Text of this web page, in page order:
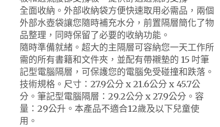
全面收納。外部收納袋方便快速取用必需品，兩個
外部水壺袋讓您隨時補充水分，前置隔層簡化了物
品整理，同時保留了必要的收納功能。
隨時準備就緒。超大的主隔層可容納您一天工作所
需的所有書籍和文件夾，並配有帶襯墊的 15 吋筆
記型電腦隔層，可保護您的電腦免受碰撞和跌落。
技術規格。尺寸：27.9公分 x 21.6公分 x 45.7公
分。筆記型電腦隔層：29.2公分 x 27.9公分。容
量：29公升。本產品不適合12歲及以下兒童使
用。